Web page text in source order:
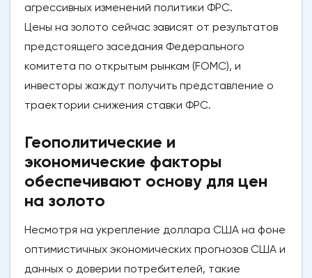
агрессивных изменений политики ФРС.
Цены на золото сейчас зависят от результатов
предстоящего заседания Федерального
комитета по открытым рынкам (FOMC), и
инвесторы жаждут получить представление о
траектории снижения ставки ФРС.
Геополитические и
экономические факторы
обеспечивают основу для цен
на золото
Несмотря на укрепление доллара США на фоне
оптимистичных экономических прогнозов США и
данных о доверии потребителей, такие